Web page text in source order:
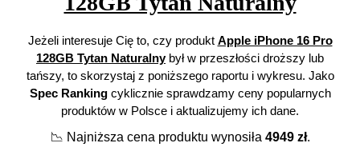
Jeżeli interesuje Cię to, czy produkt Apple iPhone 16 Pro
128GB Tytan Naturalnybył w przeszłości droższy lub
tańszy, to skorzystaj z poniższego raportu i wykresu. Jako
Spec Rankingcyklicznie sprawdzamy ceny popularnych
produktów w Polsce i aktualizujemy ich dane.
📉 Najniższa cena produktu wynosiła 4949zł.